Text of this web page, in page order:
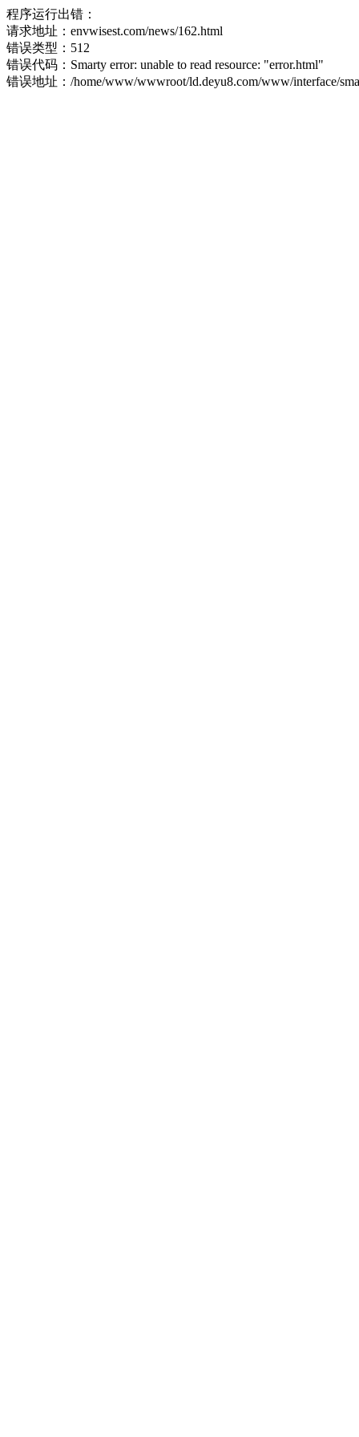
程序运行出错：
请求地址：envwisest.com/news/162.html
错误类型：512
错误代码：Smarty error: unable to read resource: "error.html"
错误地址：/home/www/wwwroot/ld.deyu8.com/www/interface/